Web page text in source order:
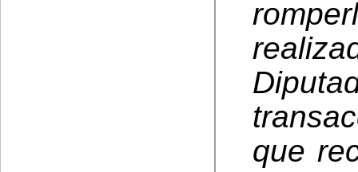
que